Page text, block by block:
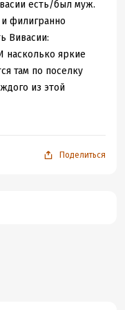
развитие
есть/был муж.
филигранно
Вивасии:
насколько яркие
там по поселку
из этой
в доме, а выходя
в книге - одна
иногда - слабая
довольно
Поделиться